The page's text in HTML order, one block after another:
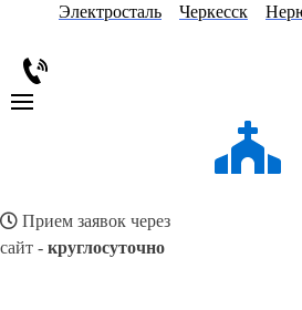
Электросталь
Черкесск
Прием заявок через
сайт - круглосуточно